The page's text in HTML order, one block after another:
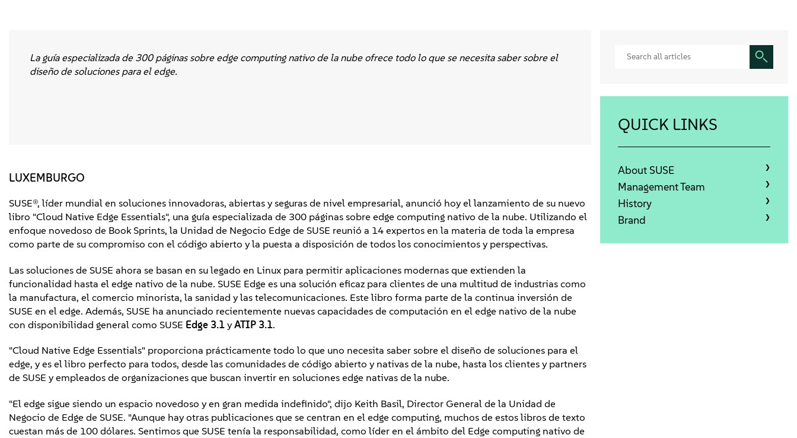
La guía especializada de 300 páginas sobre edge computing nativo de la nube ofrece todo lo que se necesita saber sobre el
diseño de soluciones para el edge.
LUXEMBURGO
SUSE®, líder mundial en soluciones innovadoras, abiertas y seguras de nivel empresarial, anunció hoy el lanzamiento de su nuevo
libro "Cloud Native Edge Essentials", una guía especializada de 300 páginas sobre edge computing nativo de la nube. Utilizando el
enfoque novedoso de Book Sprints, la Unidad de Negocio Edge de SUSE reunió a 14 expertos en la materia de toda la empresa
como parte de su compromiso con el código abierto y la puesta a disposición de todos los conocimientos y perspectivas.
Las soluciones de SUSE ahora se basan en su legado en Linux para permitir aplicaciones modernas que extienden la
funcionalidad hasta el edge nativo de la nube. SUSE Edge es una solución eficaz para clientes de una multitud de industrias como
la manufactura, el comercio minorista, la sanidad y las telecomunicaciones. Este libro forma parte de la continua inversión de
SUSE en el edge. Además, SUSE ha anunciado recientemente nuevas capacidades de computación en el edge nativo de la nube
con disponibilidad general como SUSE Edge 3.1 y ATIP 3.1.
"Cloud Native Edge Essentials" proporciona prácticamente todo lo que uno necesita saber sobre el diseño de soluciones para el
edge, y es el libro perfecto para todos, desde las comunidades de código abierto y nativas de la nube, hasta los clientes y partners
de SUSE y empleados de organizaciones que buscan invertir en soluciones edge nativas de la nube.
"El edge sigue siendo un espacio novedoso y en gran medida indefinido", dijo Keith Basil, Director General de la Unidad de
Negocio de Edge de SUSE. "Aunque hay otras publicaciones que se centran en el edge computing, muchos de estos libros de texto
cuestan más de 100 dólares. Sentimos que SUSE tenía la responsabilidad, como líder en el ámbito del Edge computing nativo de
QUICK LINKS
About SUSE
Management Team
History
Brand